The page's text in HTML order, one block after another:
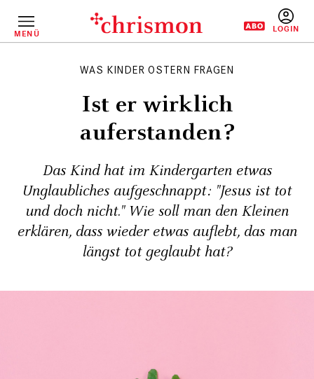
InhaltMENÜ
WAS KINDER OSTERN FRAGEN
Ist er wirklich
auferstanden?
Das Kind hat im Kindergarten etwas
Unglaubliches aufgeschnappt: "Jesus ist tot
und doch nicht." Wie soll man den Kleinen
erklären, dass wieder etwas auflebt, das man
längst tot geglaubt hat?